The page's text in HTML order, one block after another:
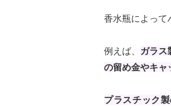
香水瓶によって
例えば、 ガラス
の留め金やキャ
プラスチック